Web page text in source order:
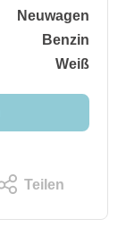
Neuwagen
Benzin
Weiß
Teilen